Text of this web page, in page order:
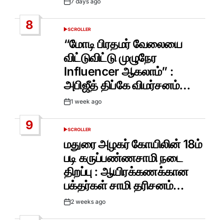
Post
8
POSTED
SCROLLER
“மோடி பிரதமர் வேலையை
விட்டுவிட்டு முழுநேர
Influencer ஆகலாம்” :
அபிஜீத் திப்கே விமர்சனம்…
Post1 week ago
9
POSTED
SCROLLER
மதுரை அழகர் கோயிலின் 18ம்
படி கருப்பண்ணசாமி நடை
திறப்பு : ஆயிரக்கணக்கான
பக்தர்கள் சாமி தரிசனம்…
Post2 weeks ago